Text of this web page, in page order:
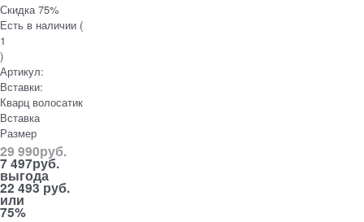
Скидка 75%
Есть в наличии (
1
)
Артикул:
Вставки:
Кварц волосатик
Вставка
Размер
29 990руб.
7 497руб.
выгода
22 493 руб.
или
75%